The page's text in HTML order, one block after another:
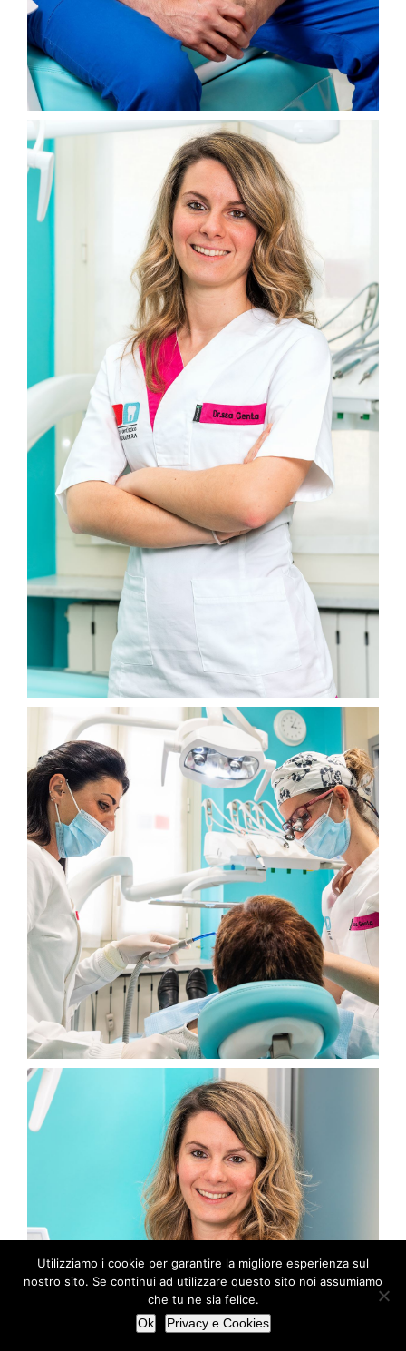
Utilizziamo i cookie per garantire la migliore esperienza sul
nostro sito. Se continui ad utilizzare questo sito noi assumiamo
che tu ne sia felice.
Ok
Privacy e Cookies